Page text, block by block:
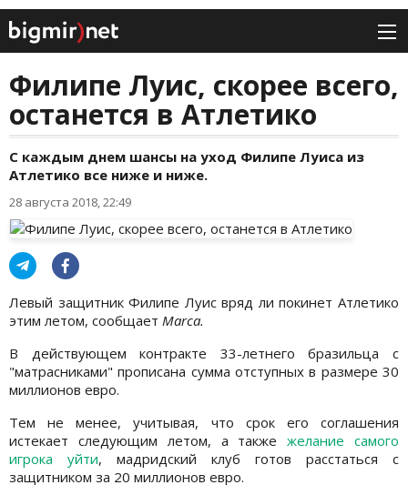
Филипе Луис, скорее всего,
останется в Атлетико
С каждым днем шансы на уход Филипе Луиса из
Атлетико все ниже и ниже.
28 августа 2018, 22:49
Левый защитник Филипе Луис вряд ли покинет Атлетико
этим летом, сообщает Marca.
В действующем контракте 33-летнего бразильца с
"матрасниками" прописана сумма отступных в размере 30
миллионов евро.
Тем не менее, учитывая, что срок его соглашения
истекает следующим летом, а такжежелание самого
игрока уйти, мадридский клуб готов расстаться с
защитником за 20 миллионов евро.